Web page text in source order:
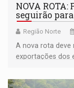
NOVA
seguirão
Região Norte
A nova rota deve
exportações dos